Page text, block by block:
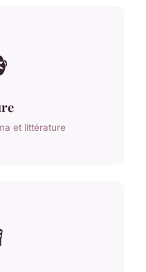
et littérature